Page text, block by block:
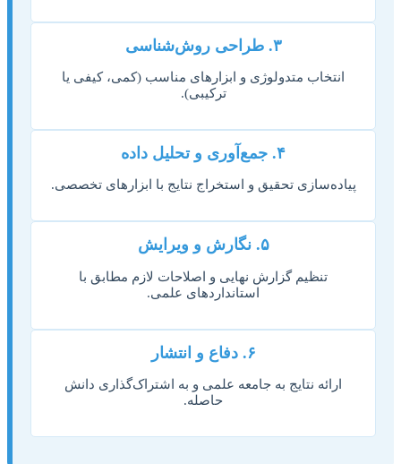
۳. طراحی روش‌شناسی
انتخاب متدولوژی و ابزارهای مناسب (کمی، کیفی یا
ترکیبی).
۴. جمع‌آوری و تحلیل داده
پیاده‌سازی تحقیق و استخراج نتایج با ابزارهای تخصصی.
۵. نگارش و ویرایش
تنظیم گزارش نهایی و اصلاحات لازم مطابق با
استانداردهای علمی.
۶. دفاع و انتشار
ارائه نتایج به جامعه علمی و به اشتراک‌گذاری دانش
حاصله.